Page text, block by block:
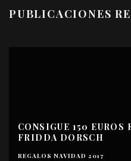
PUBLICACIONES
CONSIGUE 150 EUROS
FRIDDA DORSCH
REGALOS NAVIDAD 2017